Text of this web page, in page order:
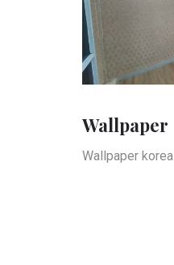
Wallpaper
Wallpaper korea